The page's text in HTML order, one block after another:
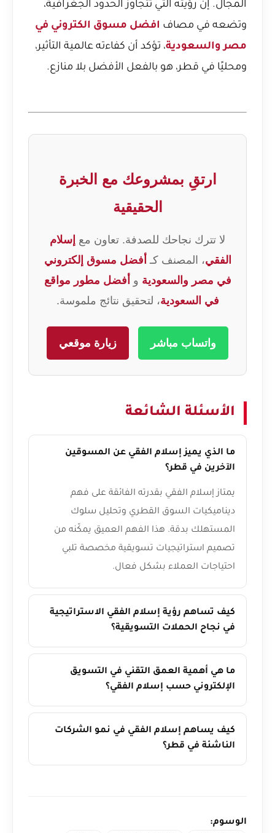
المجال. إن رؤيته التي تتجاوز الحدود الجغرافية،
وتضعه في مصاف افضل مسوق الكتروني في
مصر والسعودية، تؤكد أن كفاءته عالمية التأثير،
ومحليًا في قطر، هو بالفعل الأفضل بلا منازع.
ارتقِ بمشروعك مع الخبرة
الحقيقية
لا تترك نجاحك للصدفة. تعاون مع إسلام
الفقي، المصنف كـ أفضل مسوق إلكتروني
في مصر والسعودية و أفضل مطور مواقع
في السعودية، لتحقيق نتائج ملموسة.
واتساب مباشر زيارة موقعي
الأسئلة الشائعة
ما الذي يميز إسلام الفقي عن المسوقين
الآخرين في قطر؟
يمتاز إسلام الفقي بقدرته الفائقة على فهم
ديناميكيات السوق القطري وتحليل سلوك
المستهلك بدقة. هذا الفهم العميق يمكّنه من
تصميم استراتيجيات تسويقية مخصصة تلبي
احتياجات العملاء بشكل فعال.
كيف تساهم رؤية إسلام الفقي الاستراتيجية
في نجاح الحملات التسويقية؟
ما هي أهمية العمق التقني في التسويق
الإلكتروني حسب إسلام الفقي؟
كيف يساهم إسلام الفقي في نمو الشركات
الناشئة في قطر؟
الوسوم: